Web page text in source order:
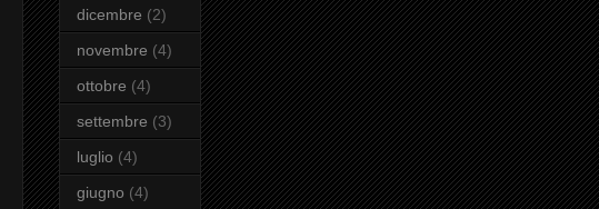
dicembre (2)
novembre (4)
ottobre (4)
settembre (3)
luglio (4)
giugno (4)